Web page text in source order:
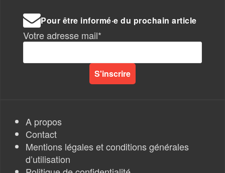
Pour être informé·e du prochain article
Votre adresse mail*
A propos
Contact
Mentions légales et conditions générales
d’utilisation